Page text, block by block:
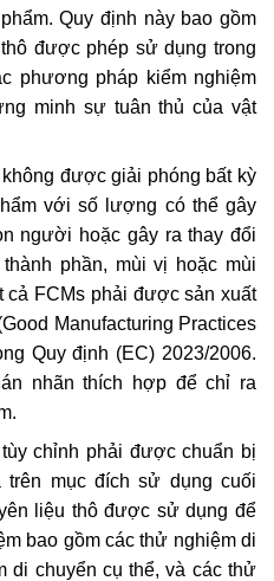
Quy định này bao gồm
được phép sử dụng trong
phương pháp kiểm nghiệm
minh sự tuân thủ của vật
được giải phóng bất kỳ
với số lượng có thể gây
người hoặc gây ra thay đổi
phần, mùi vị hoặc mùi
cả FCMs phải được sản xuất
Manufacturing Practices
Quy định (EC) 2023/2006.
nhãn thích hợp để chỉ ra
chỉnh phải được chuẩn bị
mục đích sử dụng cuối
liệu thô được sử dụng để
bao gồm các thử nghiệm di
di chuyển cụ thể, và các thử